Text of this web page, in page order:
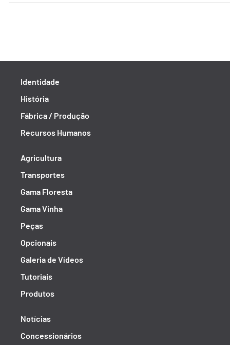
Identidade
História
Fábrica / Produção
Recursos Humanos
Agricultura
Transportes
Gama Floresta
Gama Vinha
Peças
Opcionais
Galeria de Vídeos
Tutoriais
Produtos
Notícias
Concessionários